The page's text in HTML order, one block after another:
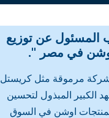
عن توزيع
في مصر ".
شركة مرموقة مثل كريستل
الكبير المبذول لتحسين
اوشن في السوق